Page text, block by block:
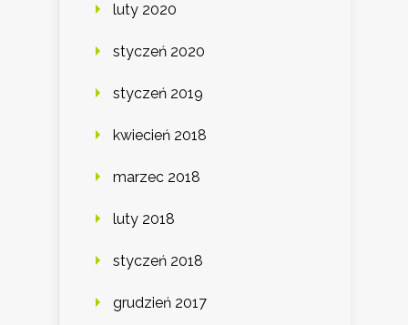
luty 2020
styczeń 2020
styczeń 2019
kwiecień 2018
marzec 2018
luty 2018
styczeń 2018
grudzień 2017